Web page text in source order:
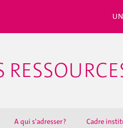
A qui s'adresser ? Cadre